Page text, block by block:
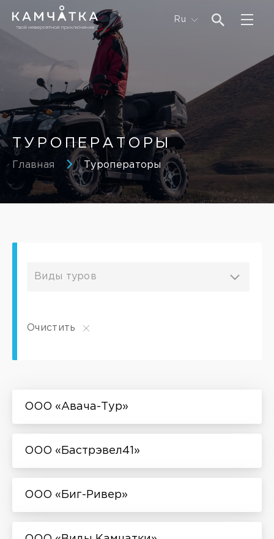
Ru
ТУРОПЕРАТОРЫ
Главная Туроператоры
Виды туров
Очистить
ООО «Авача-Тур»
ООО «Бастрэвел41»
ООО «Биг-Ривер»